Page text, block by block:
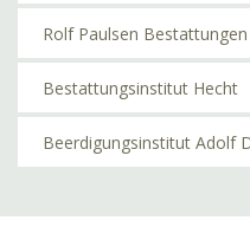
Rolf Paulsen Bestattungen
Bestattungsinstitut Hecht